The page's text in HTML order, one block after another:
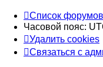
Список форумов
Часовой пояс:
Удалить cookies
Связаться с